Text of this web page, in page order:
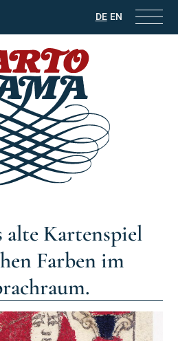
DE EN
alte Kartenspiel
Farben im